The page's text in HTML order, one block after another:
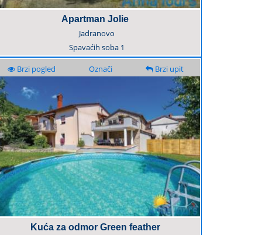
Apartman Jolie
Jadranovo
Spavaćih soba 1
Brzi pogled Označi Brzi upit
Kuća za odmor Green feather